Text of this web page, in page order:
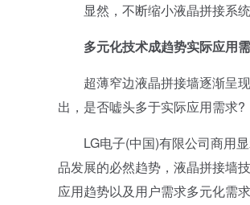
显然，不断缩小液晶拼接系统
多元化技术成趋势实际应用
超薄窄边液晶拼接墙逐渐呈现
出，是否嘘头多于实际应用需求?
LG电子(中国)有限公司商用显
品发展的必然趋势，液晶拼接墙
应用趋势以及用户需求多元化需